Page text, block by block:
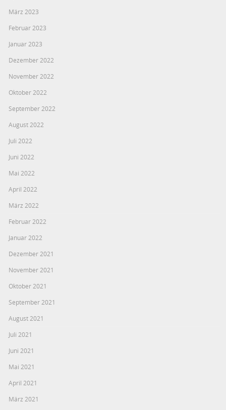
März 2023
Februar 2023
Januar 2023
Dezember 2022
November 2022
Oktober 2022
September 2022
August 2022
Juli 2022
Juni 2022
Mai 2022
April 2022
März 2022
Februar 2022
Januar 2022
Dezember 2021
November 2021
Oktober 2021
September 2021
August 2021
Juli 2021
Juni 2021
Mai 2021
April 2021
März 2021